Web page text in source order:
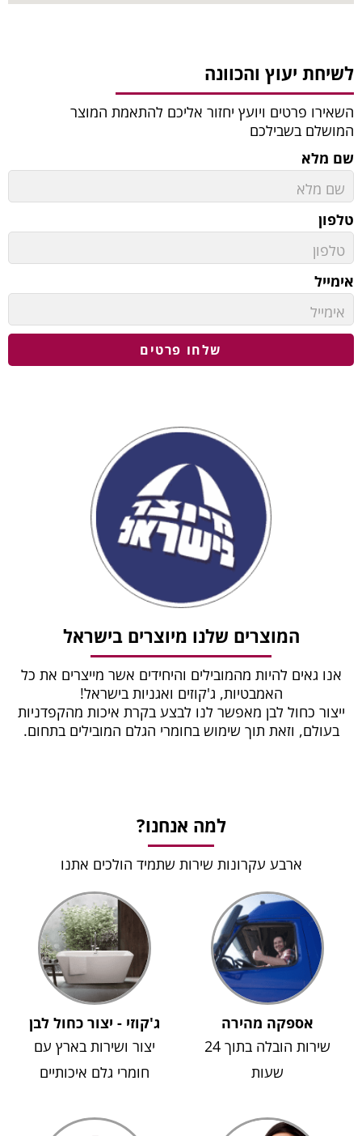
לשיחת יעוץ והכוונה
השאירו פרטים ויועץ יחזור אליכם להתאמת המוצר
המושלם בשבילכם
שם מלא
טלפון
אימייל
שלחו פרטים
המוצרים שלנו מיוצרים בישראל
אנו גאים להיות מהמובילים והיחידים אשר מייצרים את כל
האמבטיות, ג'קוזים ואגניות בישראל!
ייצור כחול לבן מאפשר לנו לבצע בקרת איכות מהקפדניות
בעולם, וזאת תוך שימוש בחומרי הגלם המובילים בתחום.
למה אנחנו?
ארבע עקרונות שירות שתמיד הולכים אתנו
אספקה מהירה
שירות הובלה בתוך 24
שעות
ג'קוזי - יצור כחול לבן
יצור ושירות בארץ עם
חומרי גלם איכותיים